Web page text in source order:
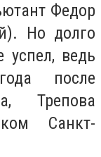
Федор
Но долго
ведь
после
Трепова
Санкт-